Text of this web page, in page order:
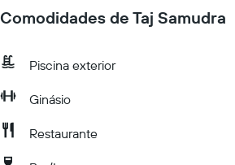
Comodidades de Taj Samudra
Piscina exterior
Ginásio
Restaurante